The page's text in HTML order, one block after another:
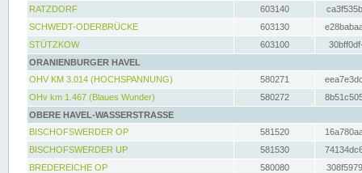
RATZDORF
603140
SCHWEDT-ODERBRÜCKE
603130
STÜTZKOW
603100
ORANIENBURGER HAVEL
OHV KM 3.014 (HOCHSPANNUNG)
580271
OHv km 1.467 (Blaues Wunder)
580272
OBERE HAVEL-WASSERSTRASSE
BISCHOFSWERDER OP
581520
BISCHOFSWERDER UP
581530
BREDEREICHE OP
580080